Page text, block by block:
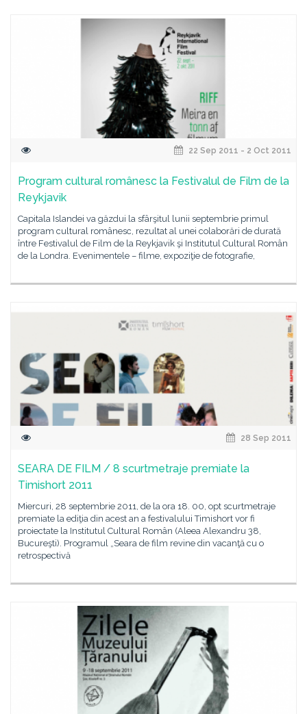
22 Sep 2011 - 2 Oct 2011
Program cultural românesc la Festivalul de Film de la
Reykjavik
Capitala Islandei va găzdui la sfârşitul lunii septembrie primul
program cultural românesc, rezultat al unei colaborări de durată
între Festivalul de Film de la Reykjavik şi Institutul Cultural Român
de la Londra. Evenimentele – filme, expoziţie de fotografie,
28 Sep 2011
SEARA DE FILM / 8 scurtmetraje premiate la
Timishort 2011
Miercuri, 28 septembrie 2011, de la ora 18. 00, opt scurtmetraje
premiate la ediţia din acest an a festivalului Timishort vor fi
proiectate la Institutul Cultural Român (Aleea Alexandru 38,
Bucureşti). Programul „Seara de film revine din vacanţă cu o
retrospectivă